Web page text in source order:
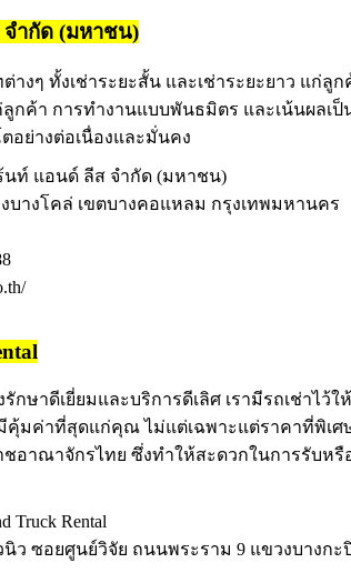
จำกัด (มหาชน)
างๆ ทั้งเช่าระยะสั้น และเช่าระยะยาว แ
กค้า การทำงานแบบพันธมิตร และเน้นผลเ
อย่างต่อเนื่องและมั่นคง
นท์ แอนด์ ลีส จำกัด (มหาชน)
บางโคล่ เขตบางคอแหลม กรุงเทพมหานคร
กษาดีเยี่ยมและบริการดีเลิศ เรามีรถเช่าไ
มค่าที่สุดแก่คุณ ไม่แต่เฉพาะแต่ราคาที่พิเศ
ชอาณาจักรไทย ซึ่งทำให้สะดวกในการรับ
Truck Rental
นิว ซอยศูนย์วิจัย ถนนพระราม 9 แขวงบางก